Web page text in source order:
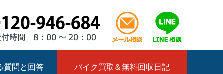
0120-946-684 メール相談はこ
質問と回答 バイク買取＆無料回収日記